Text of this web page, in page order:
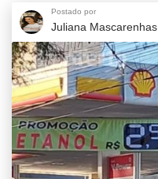
Postado por
Juliana Mascarenhas